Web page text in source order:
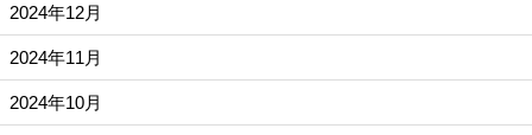
2024年12月
2024年11月
2024年10月